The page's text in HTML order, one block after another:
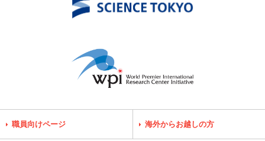
職員向けページ 海外からお越しの方